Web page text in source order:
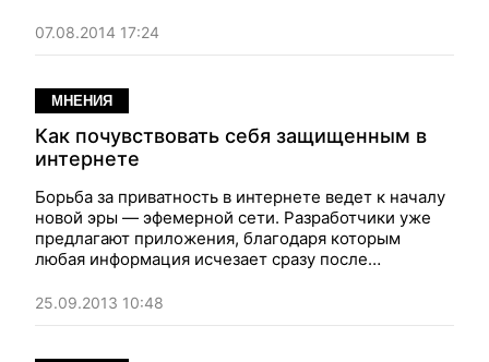
07.08.2014 17:24
МНЕНИЯ
Как почувствовать себя защищенным в
интернете
Борьба за приватность в интернете ведет к началу
новой эры — эфемерной сети. Разработчики уже
предлагают приложения, благодаря которым
любая информация исчезает сразу после
25.09.2013 10:48